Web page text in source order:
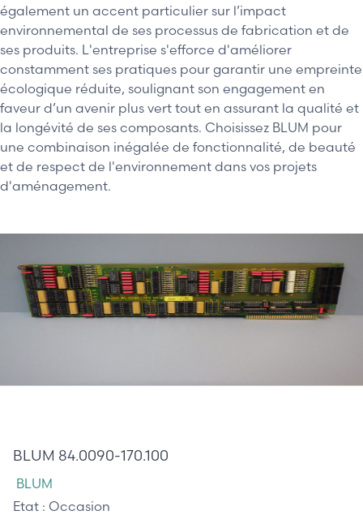
également un accent particulier sur l’impact
environnemental de ses processus de fabrication et de
ses produits. L'entreprise s'efforce d'améliorer
constamment ses pratiques pour garantir une empreinte
écologique réduite, soulignant son engagement en
faveur d’un avenir plus vert tout en assurant la qualité et
la longévité de ses composants. Choisissez BLUM pour
une combinaison inégalée de fonctionnalité, de beauté
et de respect de l'environnement dans vos projets
d'aménagement.
BLUM 84.0090-170.100
BLUM
Etat : Occasion